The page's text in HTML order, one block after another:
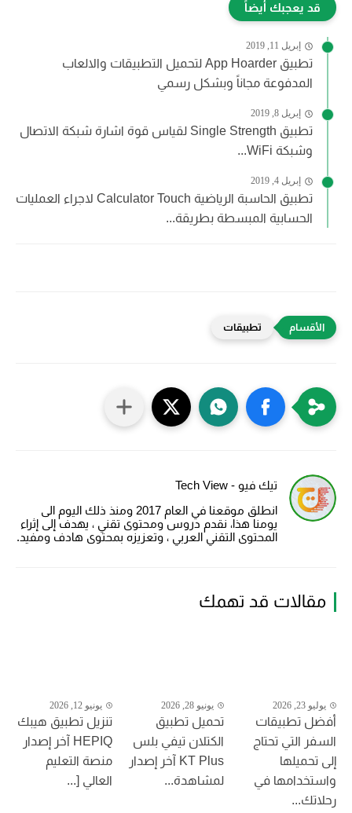
قد يعجبك أيضاً
إبريل 11, 2019
تطبيق App Hoarder لتحميل التطبيقات والالعاب
المدفوعة مجاناً وبشكل رسمي
إبريل 8, 2019
تطبيق Single Strength لقياس قوة اشارة شبكة الاتصال
وشبكة WiFi...
إبريل 4, 2019
تطبيق الحاسبة الرياضية Calculator Touch لاجراء العمليات
الحسابية المبسطة بطريقة...
تطبيقات
تيك فيو - Tech View
انطلق موقعنا في العام 2017 ومنذ ذلك اليوم الى
يومنا هذا، نقدم دروس ومحتوى تقني ، يهدف إلى إثراء
المحتوى التقني العربي ، وتعزيزه بمحتوى هادف ومفيد.
مقالات قد تهمك
يوليو 23, 2026
أفضل تطبيقات
السفر التي تحتاج
إلى تحميلها
واستخدامها في
رحلاتك...
يونيو 28, 2026
تحميل تطبيق
الكتلان تيفي بلس
KT Plus آخر إصدار
لمشاهدة...
يونيو 12, 2026
تنزيل تطبيق هيبك
HEPIQ آخر إصدار
منصة التعليم
العالي [...